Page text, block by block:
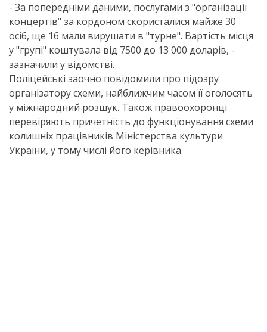
- За попередніми даними, послугами з "організації
концертів" за кордоном скористалися майже 30
осіб, ще 16 мали вирушати в "турне". Вартість місця
у "групі" коштувала від 7500 до 13 000 доларів, -
зазначили у відомстві.
Поліцейські заочно повідомили про підозру
організатору схеми, найближчим часом її оголосять
у міжнародний розшук. Також правоохоронці
перевіряють причетність до функціонування схеми
колишніх працівників Міністерства культури
України, у тому числі його керівника.